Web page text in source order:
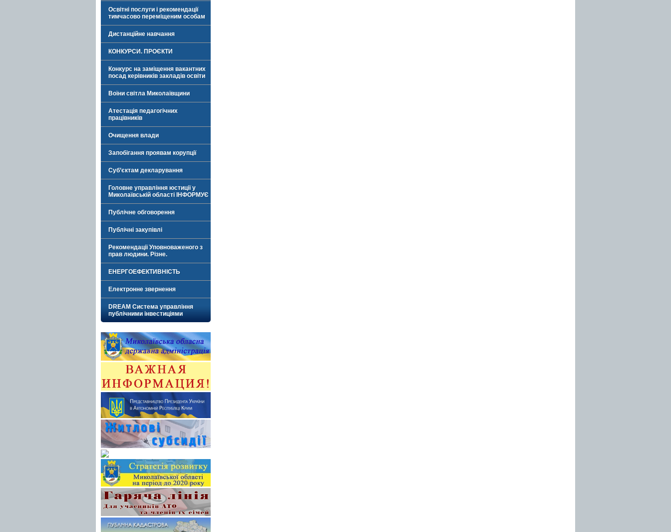
Освітні послуги і рекомендації
тимчасово переміщеним особам
Дистанційне навчання
КОНКУРСИ. ПРОЄКТИ
Конкурс на заміщення вакантних
посад керівників закладів освіти
Воїни світла Миколаївщини
Атестація педагогічних
працівників
Очищення влади
Запобігання проявам корупції
Суб’єктам декларування
Головне управління юстиції у
Миколаївській області ІНФОРМУЄ
Публічне обговорення
Публічні закупівлі
Рекомендації Уповноваженого з
прав людини. Різне.
ЕНЕРГОЕФЕКТИВНІСТЬ
Електронне звернення
DREAM Система управління
публічними інвестиціями